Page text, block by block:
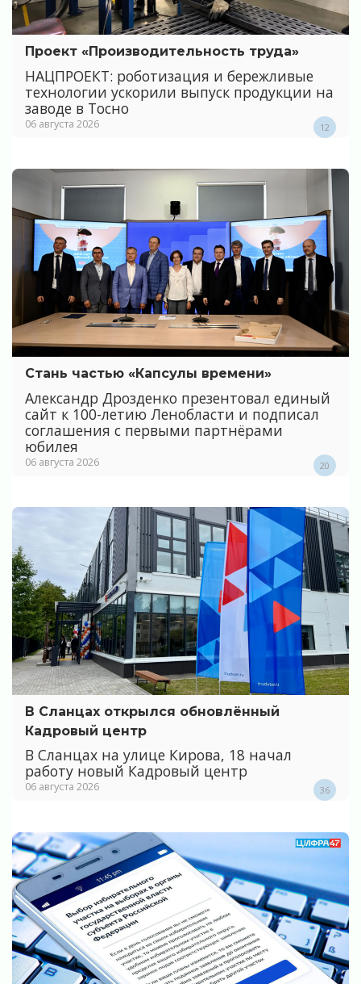
Проект «Производительность труда»
НАЦПРОЕКТ: роботизация и бережливые
технологии ускорили выпуск продукции на
заводе в Тосно
06 августа 2026 12
Стань частью «Капсулы времени»
Александр Дрозденко презентовал единый
сайт к 100-летию Ленобласти и подписал
соглашения с первыми партнёрами
юбилея
06 августа 2026 20
В Сланцах открылся обновлённый
Кадровый центр
В Сланцах на улице Кирова, 18 начал
работу новый Кадровый центр
06 августа 2026 36